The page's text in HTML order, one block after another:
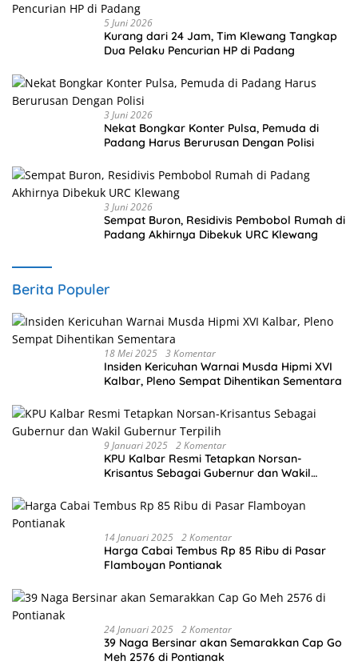
5 Juni 2026
Kurang dari 24 Jam, Tim Klewang Tangkap
Dua Pelaku Pencurian HP di Padang
3 Juni 2026
Nekat Bongkar Konter Pulsa, Pemuda di
Padang Harus Berurusan Dengan Polisi
3 Juni 2026
Sempat Buron, Residivis Pembobol Rumah di
Padang Akhirnya Dibekuk URC Klewang
Berita Populer
18 Mei 2025 3 Komentar
Insiden Kericuhan Warnai Musda Hipmi XVI
Kalbar, Pleno Sempat Dihentikan Sementara
9 Januari 2025 2 Komentar
KPU Kalbar Resmi Tetapkan Norsan-
Krisantus Sebagai Gubernur dan Wakil
14 Januari 2025 2 Komentar
Harga Cabai Tembus Rp 85 Ribu di Pasar
Flamboyan Pontianak
24 Januari 2025 2 Komentar
39 Naga Bersinar akan Semarakkan Cap Go
Meh 2576 di Pontianak